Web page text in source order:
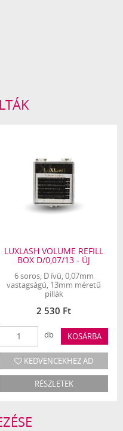
LUXLASH VOLUME REFILL
BOX D/0,07/13 - ÚJ
6 soros, D ívű, 0,07mm
vastagságú, 13mm méretű
pillák
2 530 Ft
db KOSÁRBA
KEDVENCEKHEZ AD
RÉSZLETEK